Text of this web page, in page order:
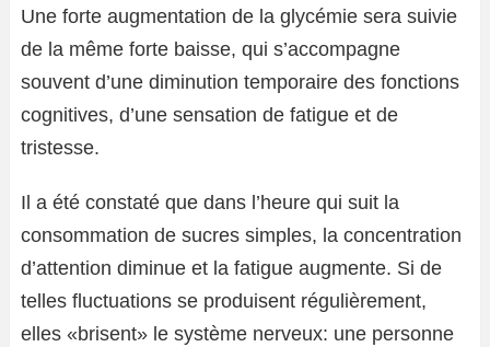
Une forte augmentation de la glycémie sera suivie
de la même forte baisse, qui s’accompagne
souvent d’une diminution temporaire des fonctions
cognitives, d’une sensation de fatigue et de
tristesse.
Il a été constaté que dans l’heure qui suit la
consommation de sucres simples, la concentration
d’attention diminue et la fatigue augmente. Si de
telles fluctuations se produisent régulièrement,
elles «brisent» le système nerveux: une personne